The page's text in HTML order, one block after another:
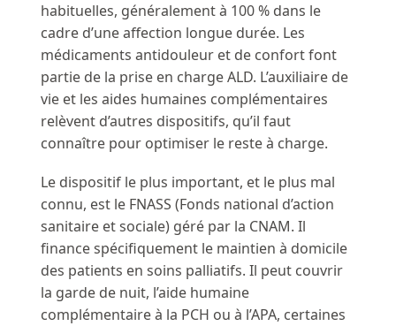
habituelles, généralement à 100 % dans le
cadre d’une affection longue durée. Les
médicaments antidouleur et de confort font
partie de la prise en charge ALD. L’auxiliaire de
vie et les aides humaines complémentaires
relèvent d’autres dispositifs, qu’il faut
connaître pour optimiser le reste à charge.
Le dispositif le plus important, et le plus mal
connu, est le FNASS (Fonds national d’action
sanitaire et sociale) géré par la CNAM. Il
finance spécifiquement le maintien à domicile
des patients en soins palliatifs. Il peut couvrir
la garde de nuit, l’aide humaine
complémentaire à la PCH ou à l’APA, certaines